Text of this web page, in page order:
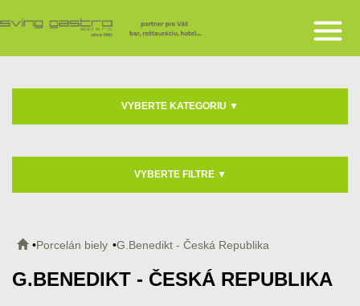
VYBERTE KATEGORIU ▼
VYBERTE FILTRE ▼
Porcelán biely G.Benedikt - Česká Republika
G.BENEDIKT - ČESKÁ REPUBLIKA